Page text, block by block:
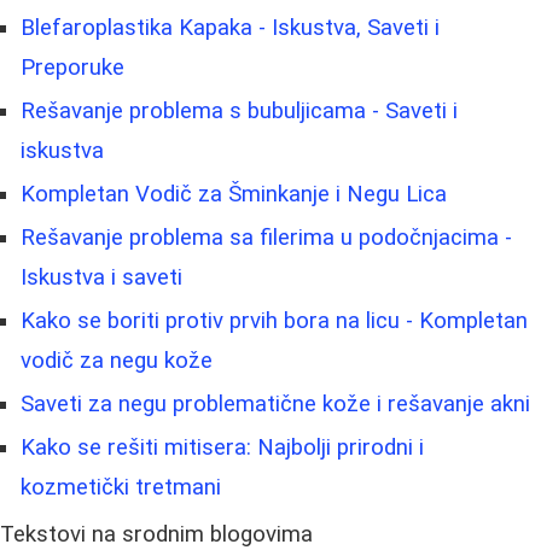
Blefaroplastika Kapaka - Iskustva, Saveti i
Preporuke
Rešavanje problema s bubuljicama - Saveti i
iskustva
Kompletan Vodič za Šminkanje i Negu Lica
Rešavanje problema sa filerima u podočnjacima -
Iskustva i saveti
Kako se boriti protiv prvih bora na licu - Kompletan
vodič za negu kože
Saveti za negu problematične kože i rešavanje akni
Kako se rešiti mitisera: Najbolji prirodni i
kozmetički tretmani
Tekstovi na srodnim blogovima